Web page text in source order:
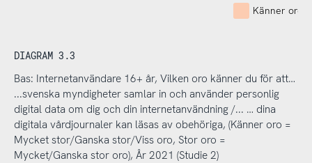
Känner oro
DIAGRAM 3.3
Bas: Internetanvändare 16+ år, Vilken oro känner du för att…
...svenska myndigheter samlar in och använder personlig
digital data om dig och din internetanvändning /... … dina
digitala vårdjournaler kan läsas av obehöriga, (Känner oro =
Mycket stor/Ganska stor/Viss oro, Stor oro =
Mycket/Ganska stor oro), År 2021 (Studie 2)